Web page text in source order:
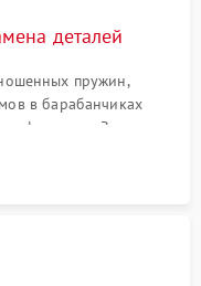
деталей
пружин,
в барабанчиках
Замена
или восстановление